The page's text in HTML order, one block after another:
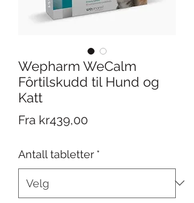
Wepharm WeCalm
Fôrtilskudd til Hund og
Katt
Fra kr439,00Salgspris
Antall tabletter *